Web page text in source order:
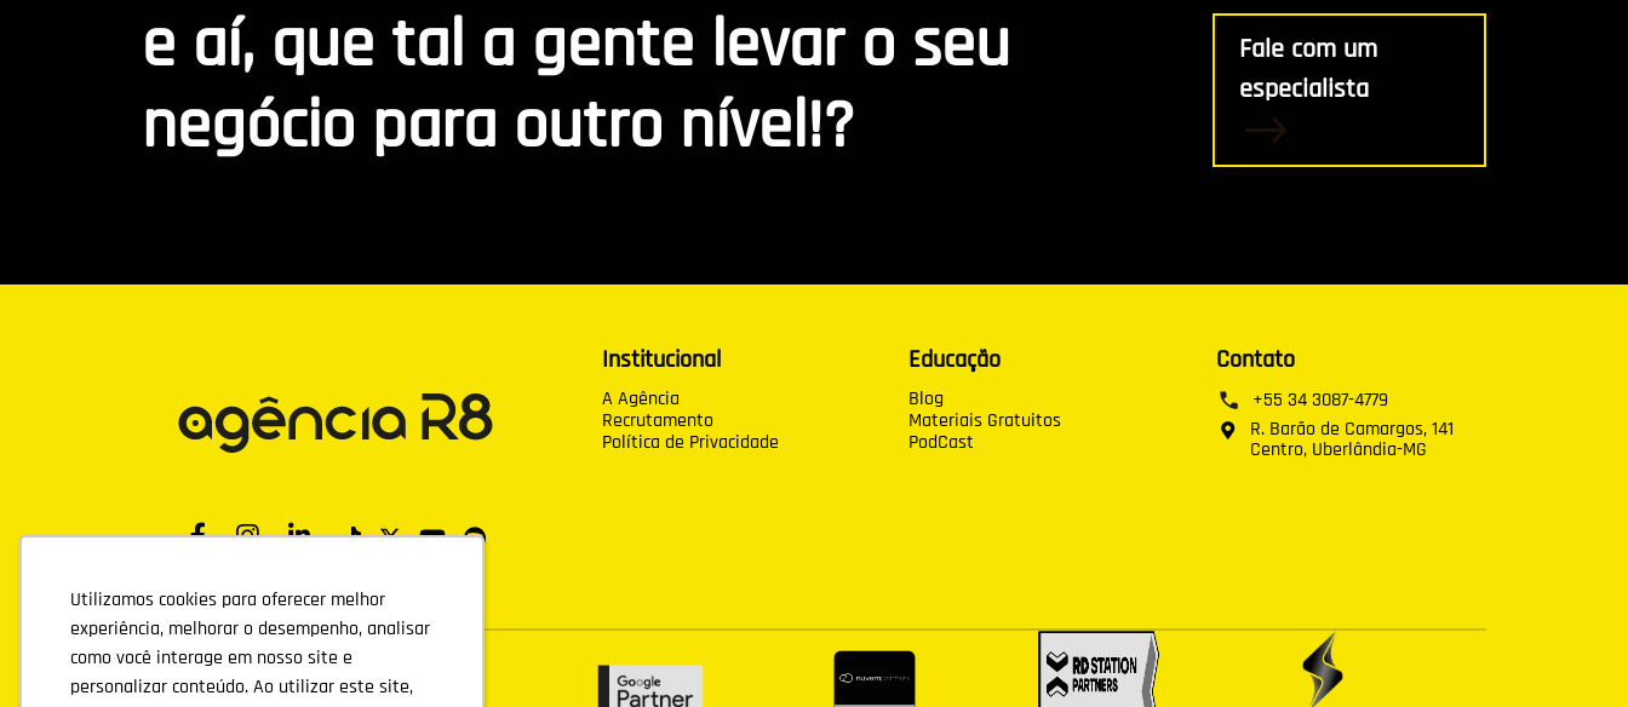
Utilizamos cookies para oferecer melhor
experiência, melhorar o desempenho, analisar
como você interage em nosso site e
personalizar conteúdo. Ao utilizar este site,
Utilizamos cookies para oferecer melhor
experiência, melhorar o desempenho, analisar
como você interage em nosso site e
personalizar conteúdo. Ao utilizar este site,
e aí, que tal a gente levar o seu
negócio para outro nível!?
Fale com um
especialista
Institucional
A Agência
Recrutamento
Política de Privacidade
Educação
Blog
Materiais Gratuitos
PodCast
Contato
+55 34 3087-4779
R. Barão de Camargos, 141
Centro, Uberlândia-MG